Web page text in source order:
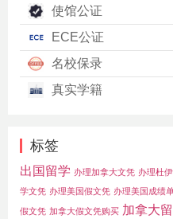
使馆公证
ECE公证
名校保录
真实学籍
标签
出国留学 办理加拿大文凭 办理杜
学文凭 办理美国假文凭 办理美国成绩
假文凭 加拿大假文凭购买 加拿大